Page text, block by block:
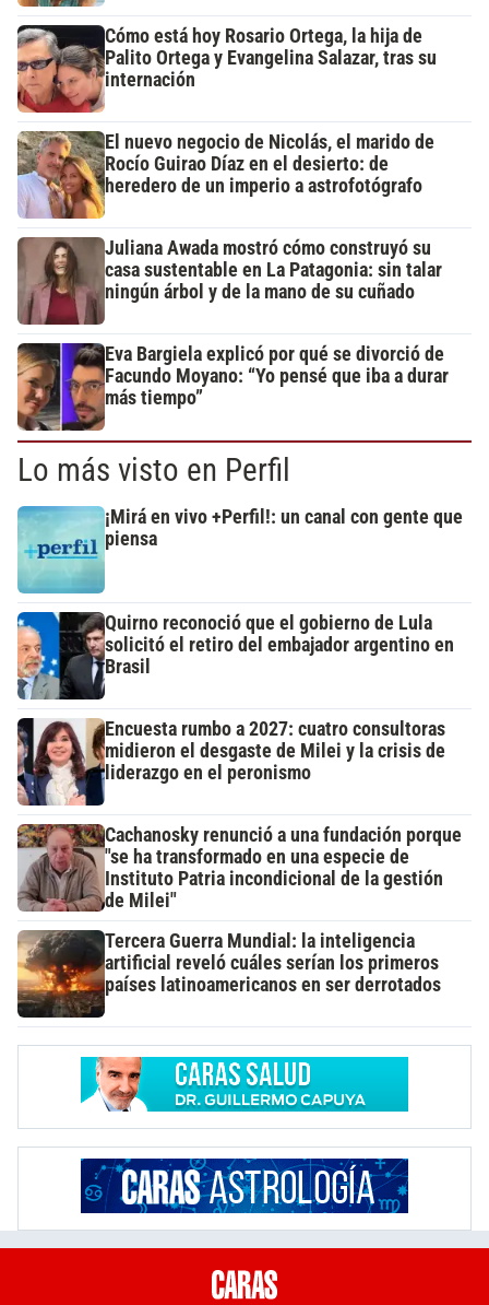
Cómo está hoy Rosario Ortega, la hija de
Palito Ortega y Evangelina Salazar, tras su
internación
El nuevo negocio de Nicolás, el marido de
Rocío Guirao Díaz en el desierto: de
heredero de un imperio a astrofotógrafo
Juliana Awada mostró cómo construyó su
casa sustentable en La Patagonia: sin talar
ningún árbol y de la mano de su cuñado
Eva Bargiela explicó por qué se divorció de
Facundo Moyano: “Yo pensé que iba a durar
más tiempo”
Lo más visto en Perfil
¡Mirá en vivo +Perfil!: un canal con gente que
piensa
Quirno reconoció que el gobierno de Lula
solicitó el retiro del embajador argentino en
Brasil
Encuesta rumbo a 2027: cuatro consultoras
midieron el desgaste de Milei y la crisis de
liderazgo en el peronismo
Cachanosky renunció a una fundación porque
"se ha transformado en una especie de
Instituto Patria incondicional de la gestión
de Milei"
Tercera Guerra Mundial: la inteligencia
artificial reveló cuáles serían los primeros
países latinoamericanos en ser derrotados